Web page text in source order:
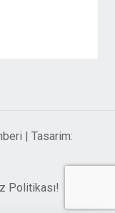
| Tasarim:
Politikası!